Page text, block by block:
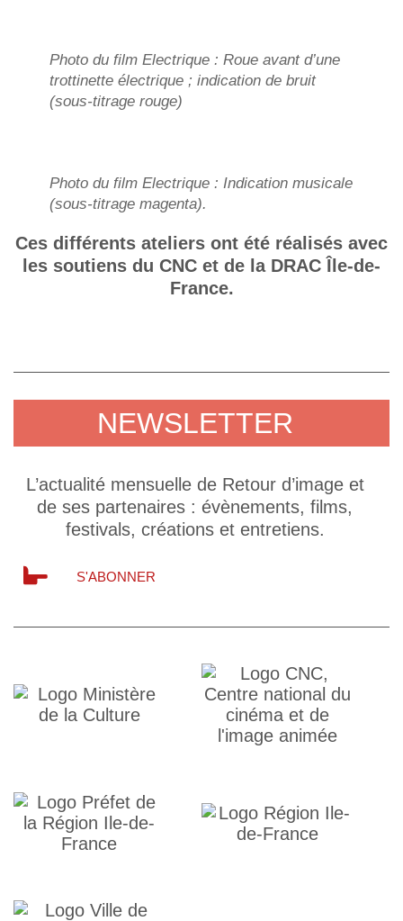
Photo du film Electrique : Roue avant d’une
trottinette électrique ; indication de bruit
(sous-titrage rouge)
Photo du film Electrique : Indication musicale
(sous-titrage magenta).
Ces différents ateliers ont été réalisés avec
les soutiens du CNC et de la DRAC Île-de-
France.
NEWSLETTER
L’actualité mensuelle de Retour d’image et
de ses partenaires : évènements, films,
festivals, créations et entretiens.
S'ABONNER